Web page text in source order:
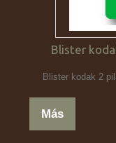
Blister
Blister kodak 2
Más